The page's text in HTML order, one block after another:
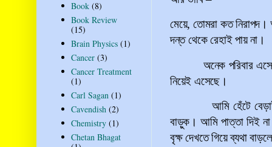
মেয়ে, তোমরা কত নিরাপদ।
দন্ত থেকে রেহাই পায় না।
অনেক পরিবার
নিয়েই এসেছে।
আমি হেঁটে
বাড়ুক। আমি পাত্তা দিই
বৃক্ষ দেখতে গিয়ে ব্যথা
Book (8)
Book Review
(15)
Brain Physics (1)
Cancer (3)
Cancer Treatment
(1)
Carl Sagan (1)
Cavendish (2)
Chemistry (1)
Chetan Bhagat